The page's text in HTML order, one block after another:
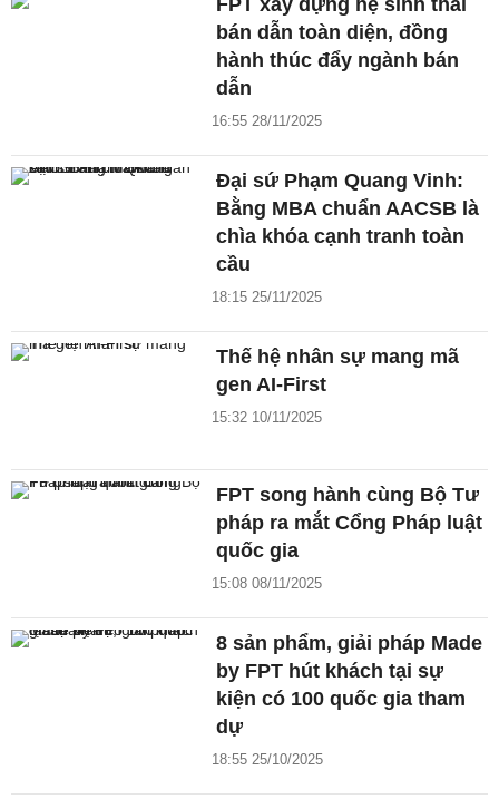
FPT xây dựng hệ sinh thái
bán dẫn toàn diện, đồng
hành thúc đẩy ngành bán
dẫn
16:55 28/11/2025
Đại sứ Phạm Quang Vinh:
Bằng MBA chuẩn AACSB là
chìa khóa cạnh tranh toàn
cầu
18:15 25/11/2025
Thế hệ nhân sự mang mã
gen AI-First
15:32 10/11/2025
FPT song hành cùng Bộ Tư
pháp ra mắt Cổng Pháp luật
quốc gia
15:08 08/11/2025
8 sản phẩm, giải pháp Made
by FPT hút khách tại sự
kiện có 100 quốc gia tham
dự
18:55 25/10/2025